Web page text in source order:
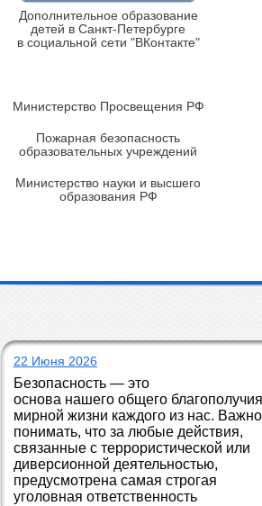
Дополнительное образование
детей в Санкт-Петербурге
в социальной сети "ВКонтакте"
Министерство Просвещения РФ
Пожарная безопасность
образовательных учреждений
Министерство науки и высшего
образования РФ
22 Июня 2026
Безопасность — это
основа нашего общего
мирной жизни каждого из нас. Важно
понимать, что за любые действия,
связанные с террористической или
диверсионной деятельностью,
предусмотрена самая строгая
уголовная ответственность